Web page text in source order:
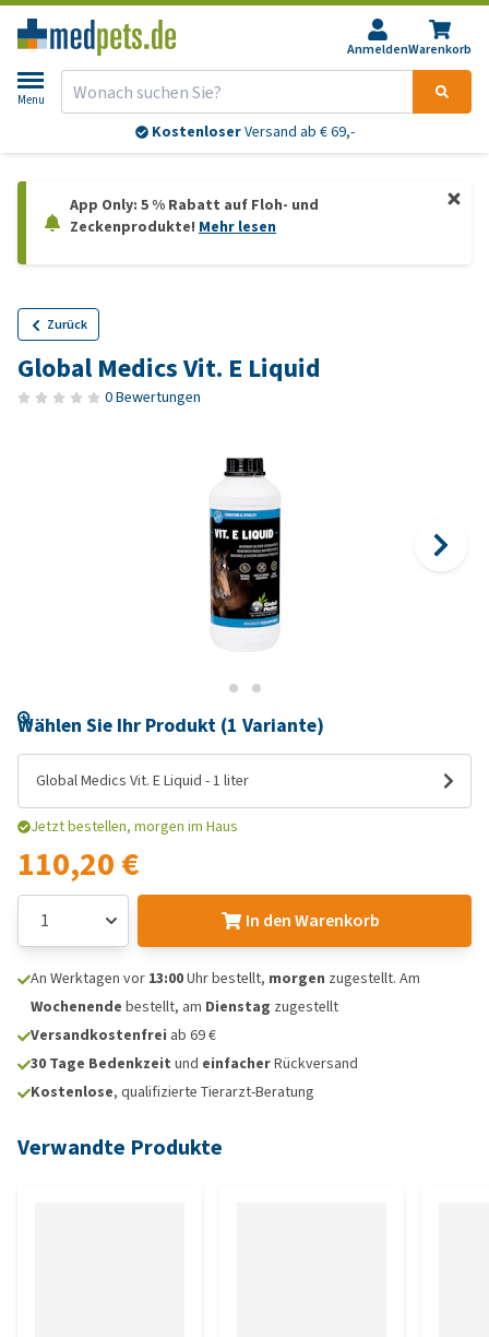
AnmeldenWarenkorb
Menu
KostenloserVersand ab € 69,-
App Only: 5 % Rabatt auf Floh- und
Zeckenprodukte! Mehr lesen
Zurück
Global Medics Vit. E Liquid
0 Bewertungen
Wählen Sie Ihr Produkt (1 Variante)
Global Medics Vit. E Liquid - 1 liter
Jetzt bestellen, morgen im Haus
110,20 €
In den Warenkorb
An Werktagen vor 13:00Uhr bestellt, morgen zugestellt. Am
Wochenende bestellt, am Dienstag zugestellt
Versandkostenfrei ab 69 €
30 Tage Bedenkzeit und einfacherRückversand
Kostenlose, qualifizierte Tierarzt-Beratung
Verwandte Produkte